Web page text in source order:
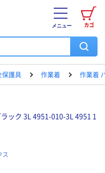
カゴ
メニュー
護具 作業着 作業着
ック 3L 4951-010-3L 4951 1
ス